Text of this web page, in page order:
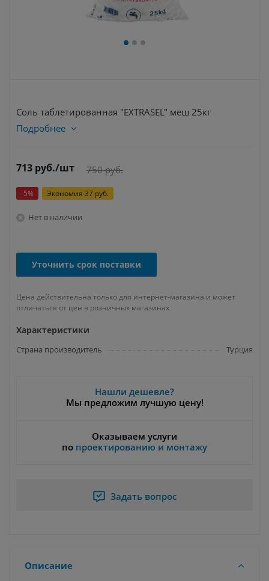
Соль таблетированная "EXTRASEL" меш 25кг
Подробнее
713 руб./шт 750руб.
-5% Экономия 37 руб.
Нет в наличии
Уточнить срок поставки
Цена действительна только для интернет-магазина и может
отличаться от цен в розничных магазинах
Характеристики
Страна производитель Турция
Нашли дешевле?
Мы предложим лучшую цену!
Оказываем услуги
по проектированию и монтажу
Задать вопрос
Описание